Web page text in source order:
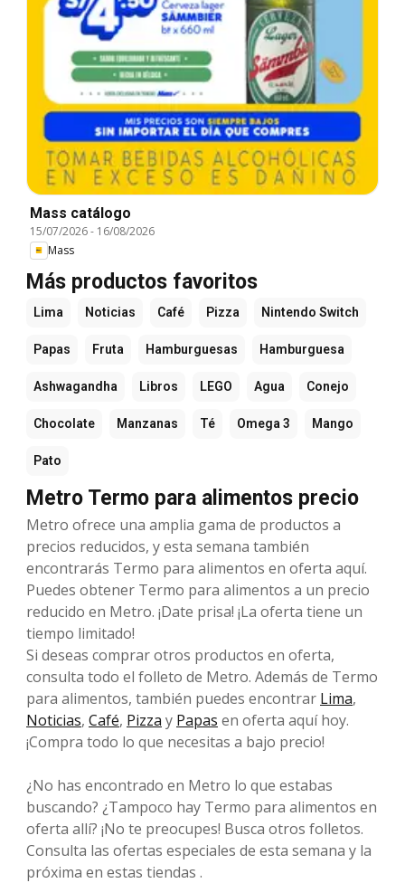
Mass catálogo
15/07/2026- 16/08/2026
Mass
Más productos favoritos
Lima Noticias Café Pizza Nintendo Switch
Papas Fruta Hamburguesas Hamburguesa
Ashwagandha Libros LEGO Agua Conejo
Chocolate Manzanas Té Omega 3 Mango
Pato
Metro Termo para alimentos precio
Metro ofrece una amplia gama de productos a
precios reducidos, y esta semana también
encontrarás Termo para alimentos en oferta aquí.
Puedes obtener Termo para alimentos a un precio
reducido en Metro. ¡Date prisa! ¡La oferta tiene un
tiempo limitado!
Si deseas comprar otros productos en oferta,
consulta todo el folleto de Metro. Además de Termo
para alimentos, también puedes encontrar Lima,
Noticias, Café, Pizza y Papas en oferta aquí hoy.
¡Compra todo lo que necesitas a bajo precio!
¿No has encontrado en Metro lo que estabas
buscando? ¿Tampoco hay Termo para alimentos en
oferta allí? ¡No te preocupes! Busca otros folletos.
Consulta las ofertas especiales de esta semana y la
próxima en estas tiendas .